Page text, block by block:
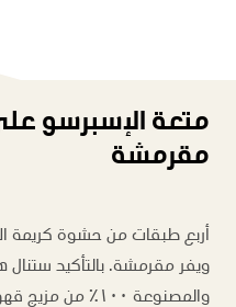
متعة الإسبرسو
مقرمشة
أربع طبقات من حشوة كريمة
ويفر مقرمشة. بالتأكيد
والمصنوعة ١٠٠٪